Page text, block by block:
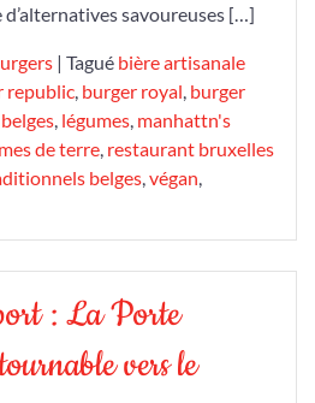
savoureuses […]
| Tagué bière artisanale
republic, burger royal, burger
, légumes, manhattn's
de terre, restaurant bruxelles
belges,végan,
: La Porte
vers le